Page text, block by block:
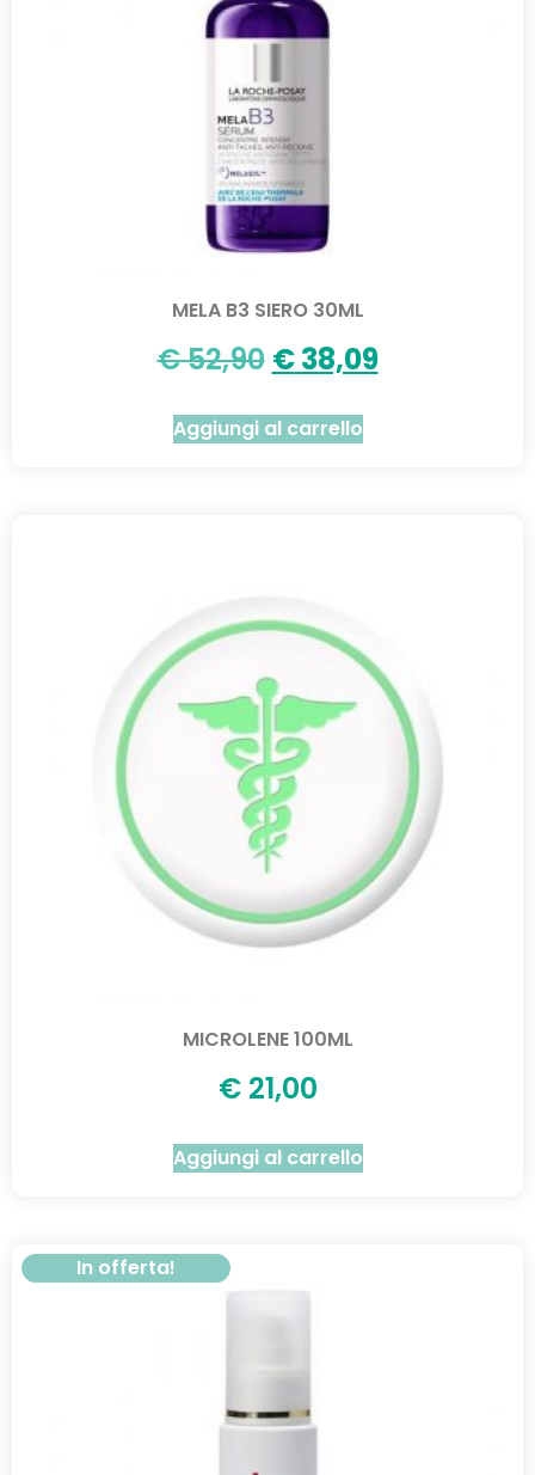
MELA B3 SIERO 30ML
€52,90 €38,09
Aggiungi al carrello
MICROLENE 100ML
€21,00
Aggiungi al carrello
In offerta!